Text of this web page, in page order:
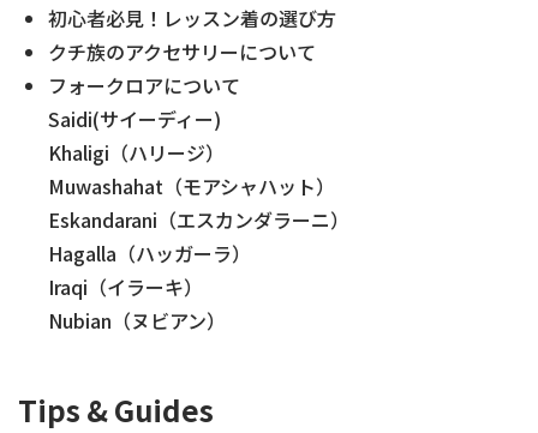
初心者必見！レッスン着の選び方
クチ族のアクセサリーについて
フォークロアについて
Saidi(サイーディー)
Khaligi（ハリージ）
Muwashahat（モアシャハット）
Eskandarani（エスカンダラーニ）
Hagalla（ハッガーラ）
Iraqi（イラーキ）
Nubian（ヌビアン）
Tips & Guides